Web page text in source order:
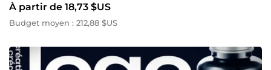
À partir de 18,73 $US
Budget moyen : 212,88 $US